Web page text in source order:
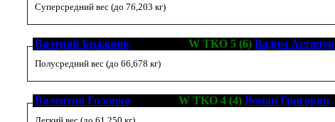
Суперсредний вес (до 76,203 кг)
Валерий Бражник W TKO 5 (6) Вадим Астапук
Полусредний вес (до 66,678 кг)
Валентин Головко W TKO 4 (4) Роман Григорян